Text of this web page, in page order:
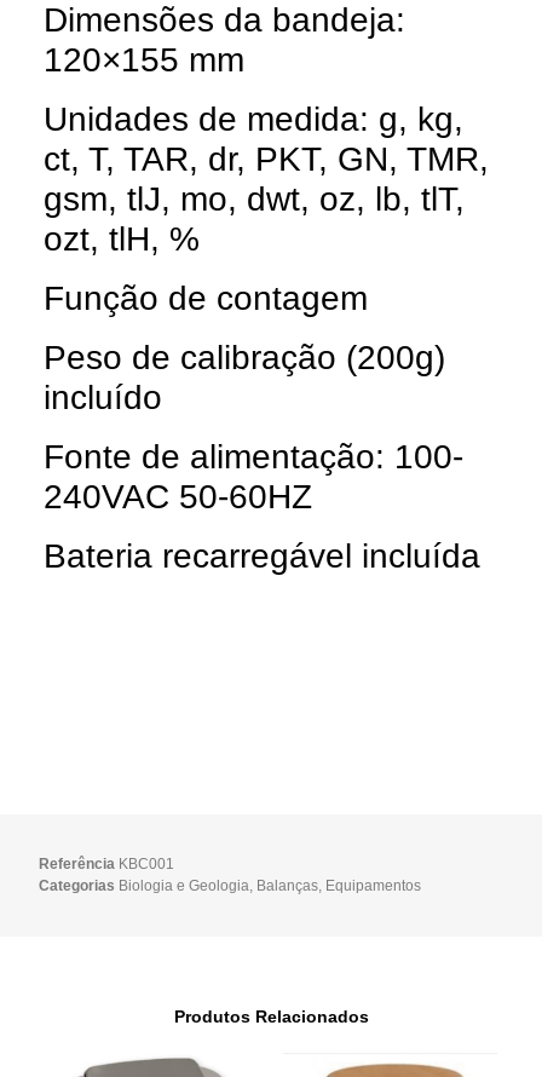
Dimensões da bandeja:
120×155 mm
Unidades de medida: g, kg,
ct, T, TAR, dr, PKT, GN, TMR,
gsm, tlJ, mo, dwt, oz, lb, tlT,
ozt, tlH, %
Função de contagem
Peso de calibração (200g)
incluído
Fonte de alimentação: 100-
240VAC 50-60HZ
Bateria recarregável incluída
Referência KBC001
Categorias Biologia e Geologia, Balanças, Equipamentos
Produtos Relacionados